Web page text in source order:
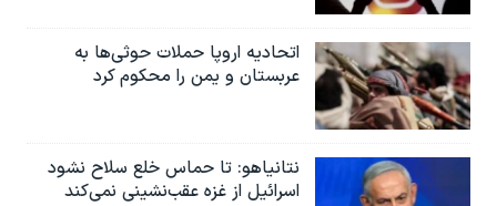
اتحادیه اروپا حملات حوثی‌ها به
عربستان و یمن را محکوم کرد
نتانیاهو: تا حماس خلع سلاح نشود
اسرائیل از غزه عقب‌نشینی نمی‌کند